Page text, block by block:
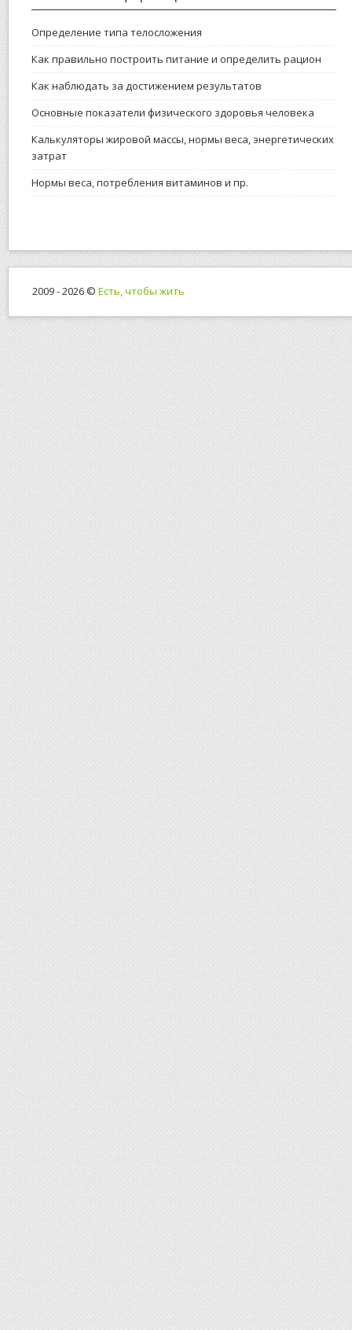
Определение типа телосложения
Как правильно построить питание и определить рацион
Как наблюдать за достижением результатов
Основные показатели физического здоровья человека
Калькуляторы жировой массы, нормы веса, энергетических
затрат
Нормы веса, потребления витаминов и пр.
2009 - 2026 © Есть, чтобы жить